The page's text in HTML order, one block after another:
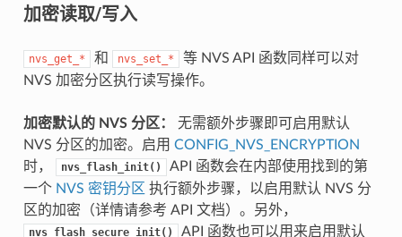
加密读取/写入
nvs_get_* 和 nvs_set_*
等 NVS API 函数同样可以对
NVS 加密分区执行读写操作。
加密默认的 NVS 分区：
无需额外步骤即可启用默认
NVS 分区的加密。启用 CONFIG_NVS_ENCRYPTION
时，
nvs_flash_init()
API 函数会在内部使用找到的第
一个 NVS 密钥分区 执行额外步骤，以启用默认 NVS 分
区的加密（详情请参考 API 文档）。另外，
nvs_flash_secure_init()
API 函数也可以用来启用默认